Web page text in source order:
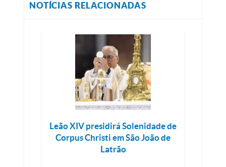
NOTÍCIAS RELACIONADAS
Leão XIV presidirá Solenidade de
Corpus Christi em São João de
Latrão